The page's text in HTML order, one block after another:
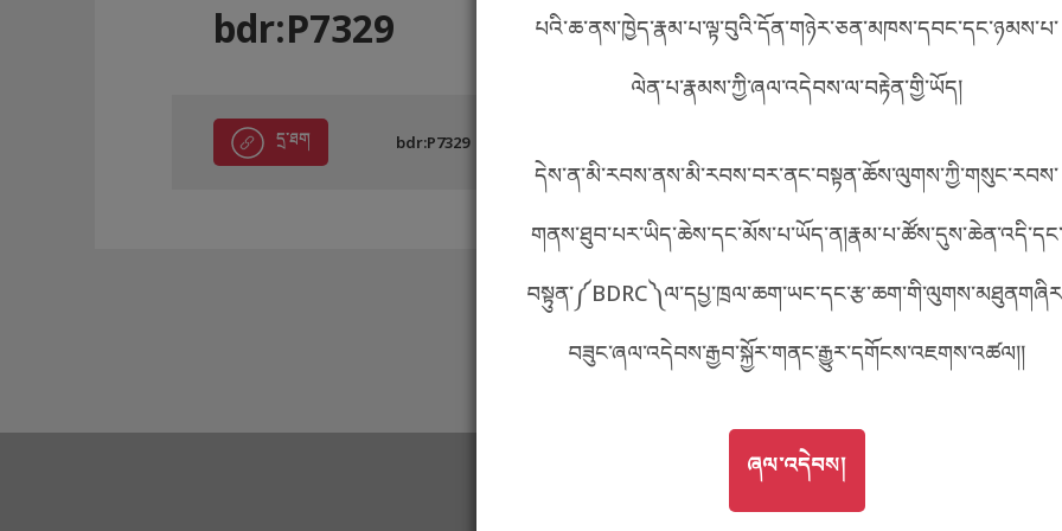
བོད་ཡིག
English
ភាសាខ្មែរ
པའི་ཆ་ནས་ཁྱེད་རྣམ་པ་ལྟ་བུའི་དོན་གཉེར་ཅན་མཁས་དབང་དང་ཉམས་པ་
ལེན་པ་རྣམས་ཀྱི་ཞལ་འདེབས་ལ་བརྟེན་གྱི་ཡོད།
དེས་ན་མི་རབས་ནས་མི་རབས་བར་ནང་བསྟན་ཆོས་ལུགས་ཀྱི་གསུང་རབས་
གནས་ཐུབ་པར་ཡིད་ཆེས་དང་མོས་པ་ཡོད་ན།རྣམ་པ་ཚོས་དུས་ཆེན་འདི་དང་
བཟུང་ཞལ་འདེབས་རྒྱབ་སྐྱོར་གནང་རྒྱུར་དགོངས་འཇགས་འཚལ།།
GO TOཞལ་འདེབས།
ཞལ་འདེབས།
bdr:P7329
དྲ་ཐག bdr:P7329